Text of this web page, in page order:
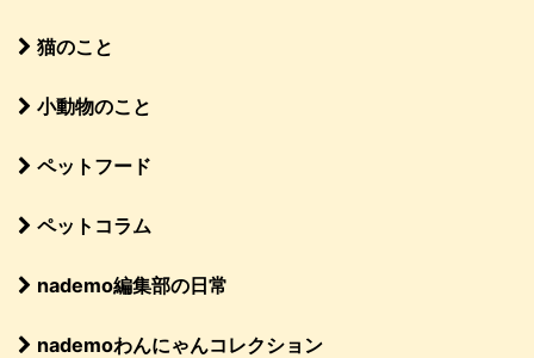
猫のこと
小動物のこと
ペットフード
ペットコラム
nademo編集部の日常
nademoわんにゃんコレクション